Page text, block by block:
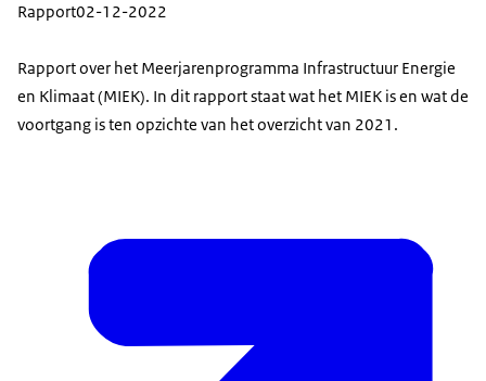
Rapport02-12-2022
Rapport over het Meerjarenprogramma Infrastructuur Energie
en Klimaat (MIEK). In dit rapport staat wat het MIEK is en wat de
voortgang is ten opzichte van het overzicht van 2021.